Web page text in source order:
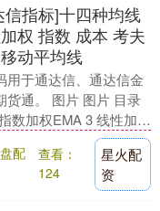
指标]十四种均线
权 指数 成本 考夫
动平均线
用于通达信、通达信金
货通。 图片 图片 目录
数加权EMA 3 线性加权
配
查看：
124
星火配
资